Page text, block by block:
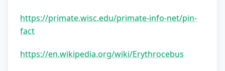
https://primate.wisc.edu/primate-info-net/pin-
fact
https://en.wikipedia.org/wiki/Erythrocebus